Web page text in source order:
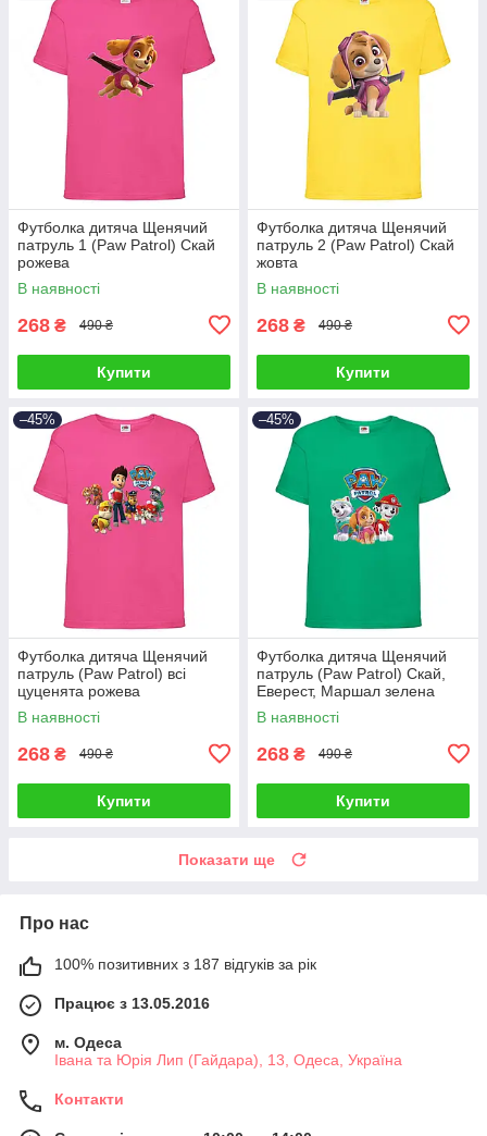
Футболка дитяча Щенячий
патруль 1 (Paw Patrol) Скай
рожева
В наявності
268 ₴ 490 ₴
Купити
Футболка дитяча Щенячий
патруль 2 (Paw Patrol) Скай
жовта
В наявності
268 ₴ 490 ₴
Купити
–45%
Футболка дитяча Щенячий
патруль (Paw Patrol) всі
цуценята рожева
В наявності
268 ₴ 490 ₴
Купити
–45%
Футболка дитяча Щенячий
патруль (Paw Patrol) Скай,
Еверест, Маршал зелена
В наявності
268 ₴ 490 ₴
Купити
Показати ще
Про нас
100% позитивних з 187 відгуків за рік
Працює з 13.05.2016
м. Одеса
Івана та Юрія Лип (Гайдара), 13, Одеса, Україна
Контакти